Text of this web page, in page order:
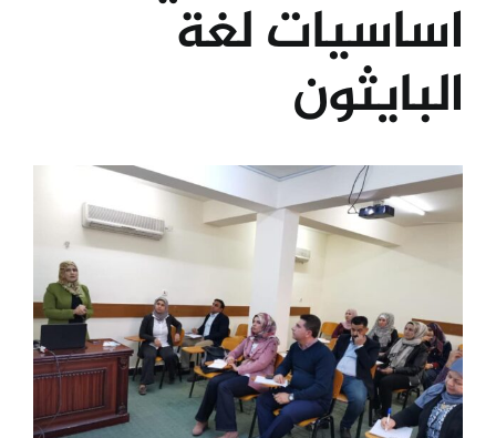
الخدمات
اتصل بنا
اساسيات لغة
البايثون
View
Larger
Image